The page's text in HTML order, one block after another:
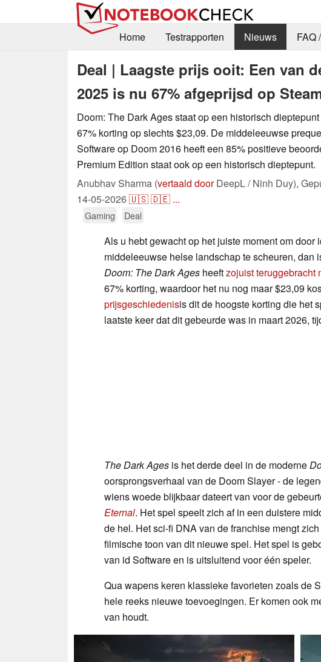
Home
Testrapporten Nieuws FAQ
Deal | Laagste prijs ooit: Een van
2025 is nu 67% afgeprijsd op
Doom: The Dark Ages staat op een historisch
67% korting op slechts $23,09. De middeleeuwse
Software op Doom 2016 heeft een 85% positieve
Premium Edition staat ook op een historisch dieptepunt.
Anubhav Sharma (vertaald doorDeepL / Ninh Duy),
14-05-2026🇺🇸🇩🇪 ...
Gaming Deal
Als u hebt gewacht op het juiste moment om door
middeleeuwse helse landschap te scheuren, dan
Doom: The Dark Ages heeftzojuist teruggebracht
67% korting, waardoor het nu nog maar $23,09
prijsgeschiedenisis dit de hoogste korting die het
laatste keer dat dit gebeurde was in maart 2026,
The Dark Ages is het derde deel in de moderne
oorsprongsverhaal van de Doom Slayer - de
wiens woede blijkbaar dateert van voor de
Eternal. Het spel speelt zich af in een duistere
de hel. Het sci-fi DNA van de franchise mengt
filmische toon van dit nieuwe spel. Het spel is
van id Software en is uitsluitend voor één speler.
Qua wapens keren klassieke favorieten zoals de
hele reeks nieuwe toevoegingen. Er komen ook
van houdt.